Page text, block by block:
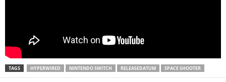
TAGS HYPERWIRED NINTENDO SWITCH RELEASEDATUM SPACE SHOOTER